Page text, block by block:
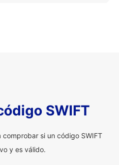
SWIFT
si un código SWIFT
y es válido.